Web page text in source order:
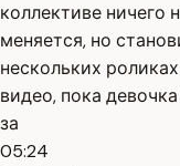
коллективе ничего
меняется, но
нескольких
видео, пока
за
05:24